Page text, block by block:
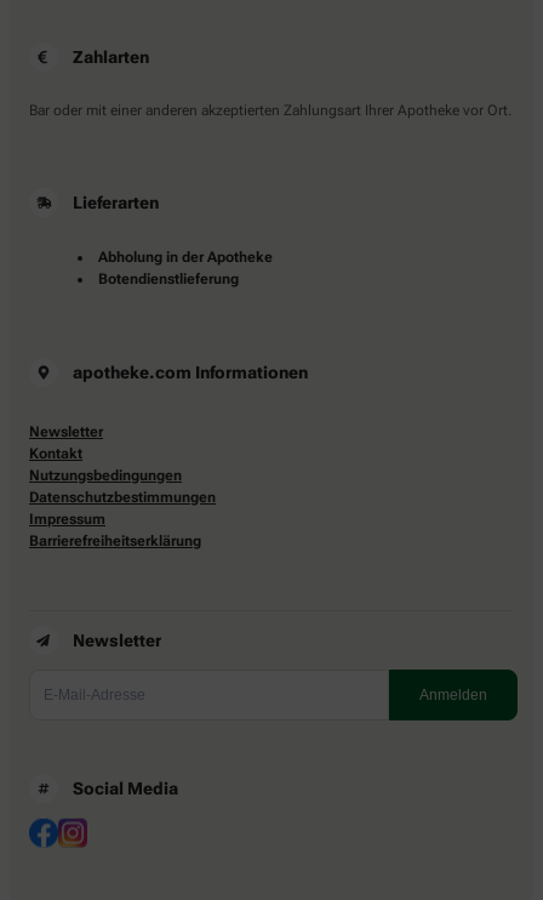
Zahlarten
Bar oder mit einer anderen akzeptierten Zahlungsart Ihrer Apotheke vor Ort.
Lieferarten
Abholung in der Apotheke
Botendienstlieferung
apotheke.com Informationen
Newsletter
Kontakt
Nutzungsbedingungen
Datenschutzbestimmungen
Impressum
Barrierefreiheitserklärung
Newsletter
Social Media